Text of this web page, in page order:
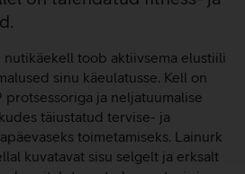
nutikäekell toob aktiivsema elustiili
sinu käeulatusse. Kell on
protsessoriga ja neljatuumalise
täiustatud tervise- ja
toimetamiseks. Lainurk
kuvatavat sisu selgelt ja erksalt